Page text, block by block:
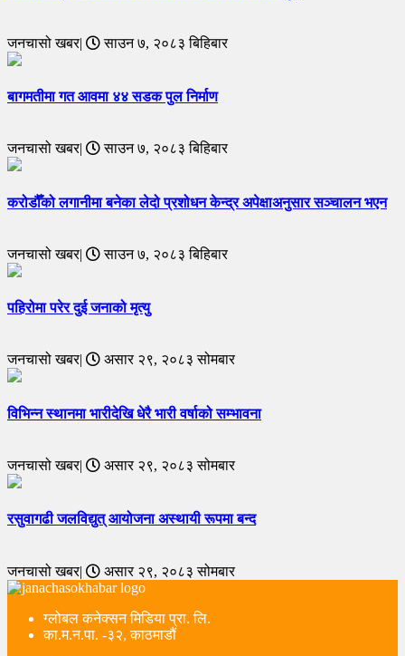
जनचासो खबर| साउन ७, २०८३ बिहिबार
बागमतीमा गत आवमा ४४ सडक पुल निर्माण
जनचासो खबर| साउन ७, २०८३ बिहिबार
करोडौँको लगानीमा बनेका लेदो प्रशोधन केन्द्र अपेक्षाअनुसार सञ्चालन भएन
जनचासो खबर| साउन ७, २०८३ बिहिबार
पहिरोमा परेर दुई जनाको मृत्यु
जनचासो खबर| असार २९, २०८३ सोमबार
विभिन्न स्थानमा भारीदेखि धेरै भारी वर्षाको सम्भावना
जनचासो खबर| असार २९, २०८३ सोमबार
रसुवागढी जलविद्युत् आयोजना अस्थायी रूपमा बन्द
जनचासो खबर| असार २९, २०८३ सोमबार
ग्लोबल कनेक्सन मिडिया प्रा. लि.
का.म.न.पा. -३२, काठमाडौं